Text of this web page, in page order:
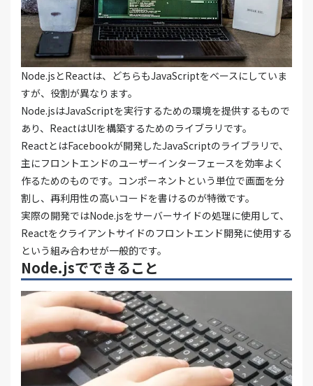
Node.jsとReactは、どちらもJavaScriptをベースにしていま
すが、役割が異なります。
Node.jsはJavaScriptを実行するための環境を提供するもので
あり、ReactはUIを構築するためのライブラリです。
ReactとはFacebookが開発したJavaScriptのライブラリで、
主にフロントエンドのユーザーインターフェースを効率よく
作るためのものです。コンポーネントという単位で画面を分
割し、再利用性の高いコードを書けるのが特徴です。
実際の開発ではNode.jsをサーバーサイドの処理に使用して、
Reactをクライアントサイドのフロントエンド開発に使用する
という組み合わせが一般的です。
Node.jsでできること